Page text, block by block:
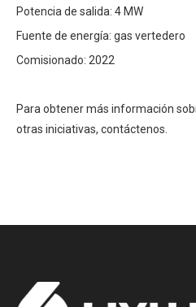
Potencia de salida: 4 MW
Fuente de energía: gas vertedero
Comisionado: 2022
Para obtener más información
otras iniciativas, contáctenos.